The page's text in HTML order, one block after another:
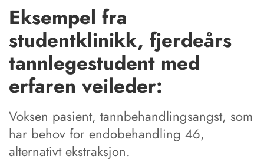
Eksempel fra
studentklinikk, fjerdeårs
tannlegestudent med
erfaren veileder:
Voksen pasient, tannbehandlingsangst, som
har behov for endobehandling 46,
alternativt ekstraksjon.